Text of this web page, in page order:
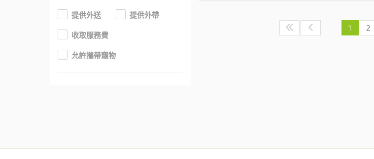
提供外送 提供外帶
收取服務費
允許攜帶寵物
1 2